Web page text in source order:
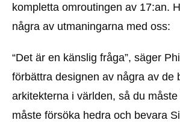
kompletta omroutingen av 17:an.
några av utmaningarna med oss:
“Det är en känslig fråga”, säger
förbättra designen av några av de
arkitekterna i världen, så du
måste försöka hedra och bevara